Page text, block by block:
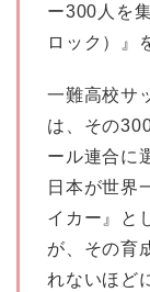
ー300人を
ロック）』
一難高校サ
は、その
ール連合に
日本が世界
イカー』と
が、その育
れないほど